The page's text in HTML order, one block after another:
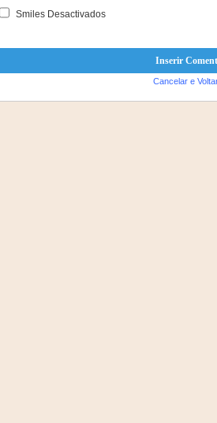
Smiles Desactivados
Cancelar e